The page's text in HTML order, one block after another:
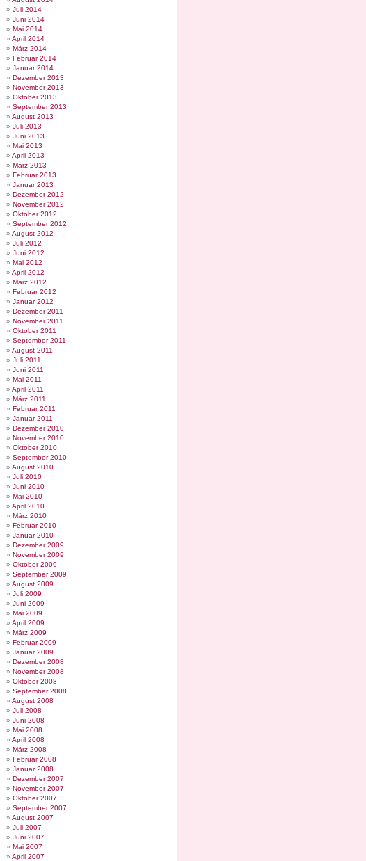
Juli 2014
Juni 2014
Mai 2014
April 2014
März 2014
Februar 2014
Januar 2014
Dezember 2013
November 2013
Oktober 2013
September 2013
August 2013
Juli 2013
Juni 2013
Mai 2013
April 2013
März 2013
Februar 2013
Januar 2013
Dezember 2012
November 2012
Oktober 2012
September 2012
August 2012
Juli 2012
Juni 2012
Mai 2012
April 2012
März 2012
Februar 2012
Januar 2012
Dezember 2011
November 2011
Oktober 2011
September 2011
August 2011
Juli 2011
Juni 2011
Mai 2011
April 2011
März 2011
Februar 2011
Januar 2011
Dezember 2010
November 2010
Oktober 2010
September 2010
August 2010
Juli 2010
Juni 2010
Mai 2010
April 2010
März 2010
Februar 2010
Januar 2010
Dezember 2009
November 2009
Oktober 2009
September 2009
August 2009
Juli 2009
Juni 2009
Mai 2009
April 2009
März 2009
Februar 2009
Januar 2009
Dezember 2008
November 2008
Oktober 2008
September 2008
August 2008
Juli 2008
Juni 2008
Mai 2008
April 2008
März 2008
Februar 2008
Januar 2008
Dezember 2007
November 2007
Oktober 2007
September 2007
August 2007
Juli 2007
Juni 2007
Mai 2007
April 2007